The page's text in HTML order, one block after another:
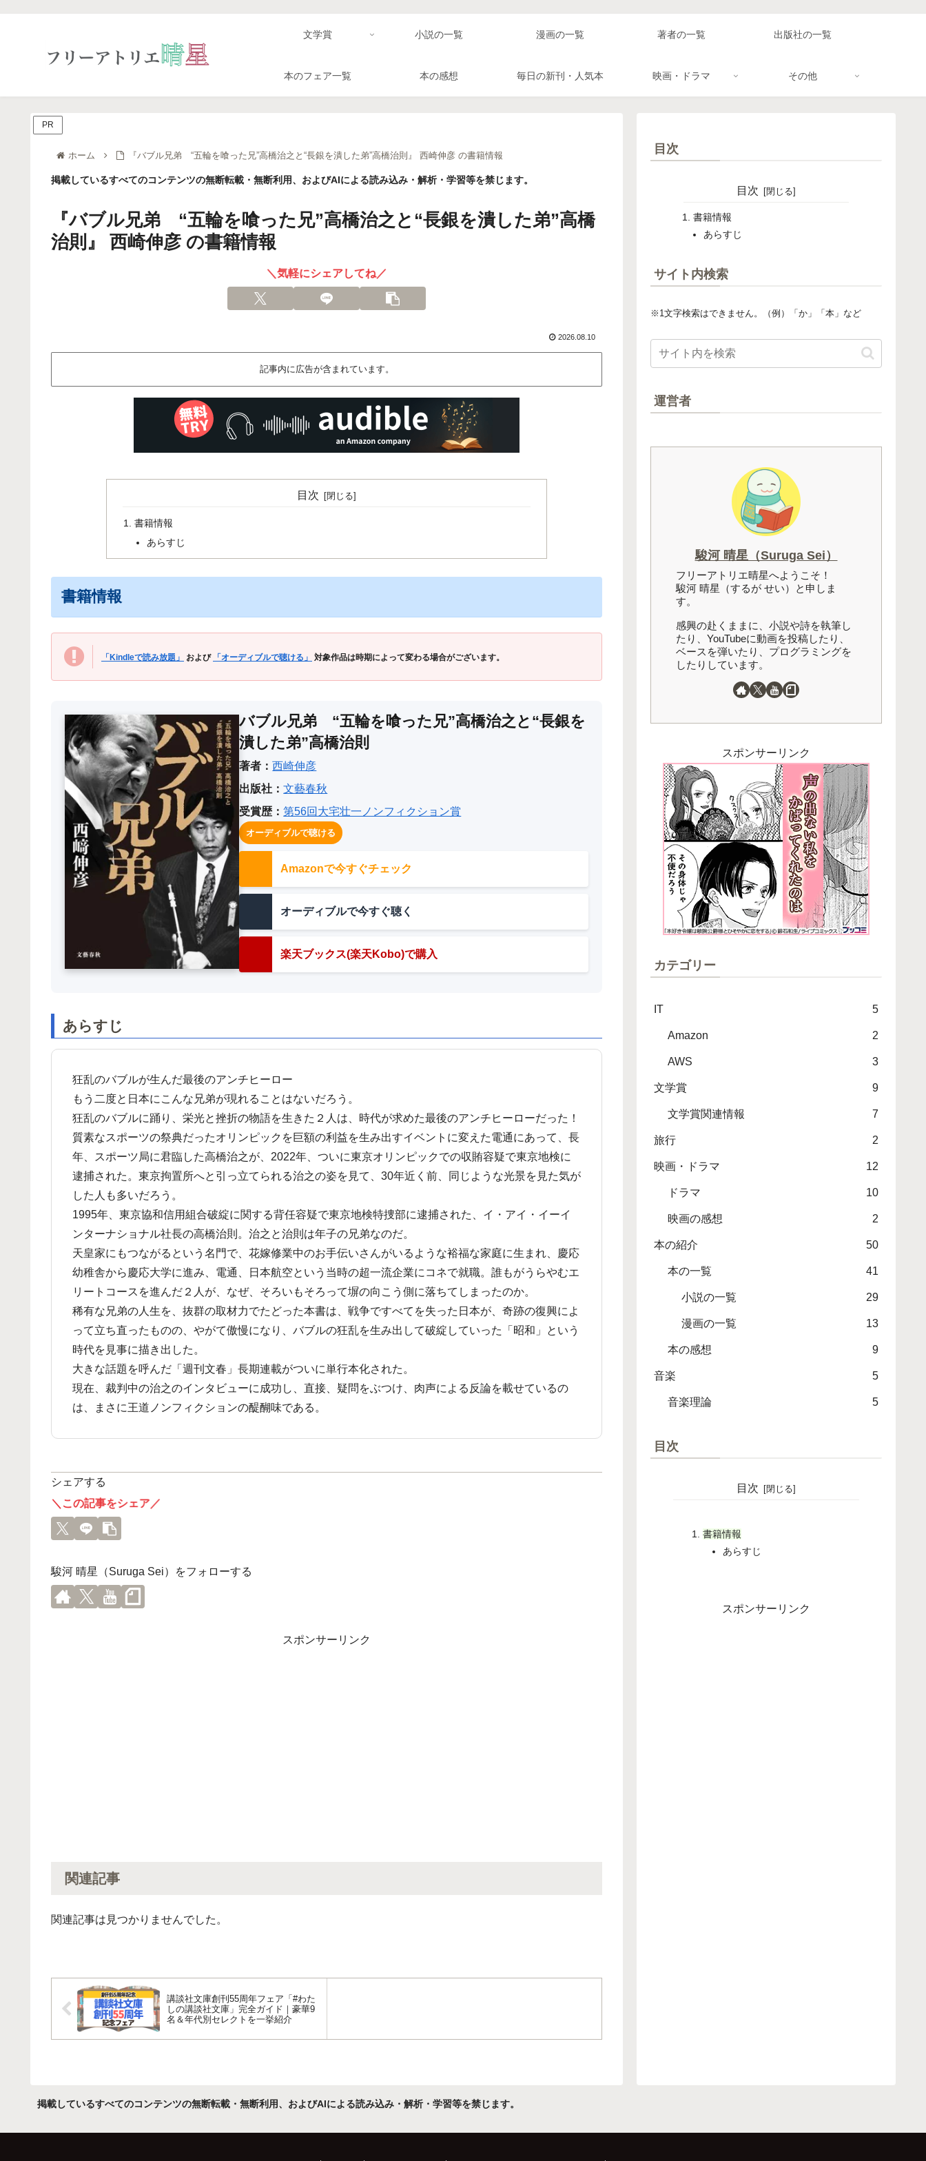
文学賞 小説の一覧 漫画の一覧 著者の一覧 出版社の一覧
本のフェア一覧 本の感想 毎日の新刊・人気本 映画・ドラマ その他
ホーム 『バブル兄弟 “五輪を喰った兄”高橋治之と“長銀を潰した弟”高橋治則』 西崎伸彦 の書籍情報
掲載しているすべてのコンテンツの無断転載・無断利用、およびAIによる読み込み・解析・学習等を禁じます。
『バブル兄弟 “五輪を喰った兄”高橋治之と“長銀を潰した弟”高橋
治則』 西崎伸彦 の書籍情報
＼気軽にシェアしてね／
2026.08.10
記事内に広告が含まれています。
PR
目次
書籍情報
あらすじ
書籍情報
「Kindleで読み放題」 および 「オーディブルで聴ける」 対象作品は時期によって変わる場合がございます。
バブル兄弟 “五輪を喰った兄”高橋治之と“長銀を
潰した弟”高橋治則
著者：西崎伸彦
出版社：文藝春秋
受賞歴：第56回大宅壮一ノンフィクション賞
オーディブルで聴ける
Amazonで今すぐチェック
オーディブルで今すぐ聴く
楽天ブックス(楽天Kobo)で購入
あらすじ
狂乱のバブルが生んだ最後のアンチヒーロー
もう二度と日本にこんな兄弟が現れることはないだろう。
狂乱のバブルに踊り、栄光と挫折の物語を生きた２人は、時代が求めた最後のアンチヒーローだった！
質素なスポーツの祭典だったオリンピックを巨額の利益を生み出すイベントに変えた電通にあって、長
年、スポーツ局に君臨した高橋治之が、2022年、ついに東京オリンピックでの収賄容疑で東京地検に
逮捕された。東京拘置所へと引っ立てられる治之の姿を見て、30年近く前、同じような光景を見た気が
した人も多いだろう。
1995年、東京協和信用組合破綻に関する背任容疑で東京地検特捜部に逮捕された、イ・アイ・イーイ
ンターナショナル社長の高橋治則。治之と治則は年子の兄弟なのだ。
天皇家にもつながるという名門で、花嫁修業中のお手伝いさんがいるような裕福な家庭に生まれ、慶応
幼稚舎から慶応大学に進み、電通、日本航空という当時の超一流企業にコネで就職。誰もがうらやむエ
リートコースを進んだ２人が、なぜ、そろいもそろって塀の向こう側に落ちてしまったのか。
稀有な兄弟の人生を、抜群の取材力でたどった本書は、戦争ですべてを失った日本が、奇跡の復興によ
って立ち直ったものの、やがて傲慢になり、バブルの狂乱を生み出して破綻していった「昭和」という
時代を見事に描き出した。
大きな話題を呼んだ「週刊文春」長期連載がついに単行本化された。
現在、裁判中の治之のインタビューに成功し、直接、疑問をぶつけ、肉声による反論を載せているの
は、まさに王道ノンフィクションの醍醐味である。
シェアする
＼この記事をシェア／
駿河 晴星（Suruga Sei）をフォローする
スポンサーリンク
関連記事
関連記事は見つかりませんでした。
講談社文庫創刊55周年フェア「#わた
しの講談社文庫」完全ガイド｜豪華9
名＆年代別セレクトを一挙紹介
目次
目次
書籍情報
あらすじ
サイト内検索
※1文字検索はできません。（例）「か」「本」など
運営者
駿河 晴星（Suruga Sei）
フリーアトリエ晴星へようこそ！
駿河 晴星（するが せい）と申しま
す。
感興の赴くままに、小説や詩を執筆し
たり、YouTubeに動画を投稿したり、
ベースを弾いたり、プログラミングを
したりしています。
スポンサーリンク
カテゴリー
IT 5
Amazon 2
AWS 3
文学賞 9
文学賞関連情報 7
旅行 2
映画・ドラマ 12
ドラマ 10
映画の感想 2
本の紹介 50
本の一覧 41
小説の一覧 29
漫画の一覧 13
本の感想 9
音楽 5
音楽理論 5
目次
目次
書籍情報
あらすじ
スポンサーリンク
掲載しているすべてのコンテンツの無断転載・無断利用、およびAIによる読み込み・解析・学習等を禁じます。